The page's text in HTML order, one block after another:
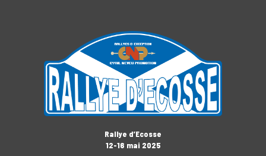
Rallye d’Ecosse
12-16 mai 2025